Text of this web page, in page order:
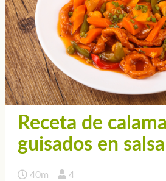
Receta de
guisados en salsa
40m 4